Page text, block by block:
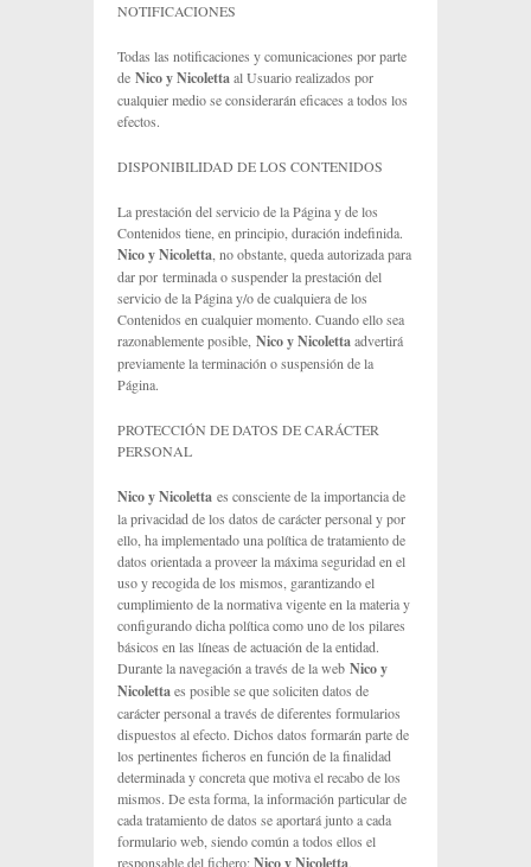
NOTIFICACIONES
Todas las notificaciones y comunicaciones por parte
de Nico y Nicolettaal Usuario realizados por
cualquier medio se considerarán eficaces a todos los
efectos.
DISPONIBILIDAD DE LOS CONTENIDOS
La prestación del servicio de la Página y de los
Contenidos tiene, en principio, duración indefinida.
Nico y Nicoletta , no obstante, queda autorizada para
dar por terminada o suspender la prestación del
servicio de la Página y/o de cualquiera de los
Contenidos en cualquier momento. Cuando ello sea
razonablemente posible, Nico y Nicolettaadvertirá
previamente la terminación o suspensión de la
Página.
PROTECCIÓN DE DATOS DE CARÁCTER
PERSONAL
Nico y Nicoletta es consciente de la importancia de
la privacidad de los datos de carácter personal y por
ello, ha implementado una política de tratamiento de
datos orientada a proveer la máxima seguridad en el
uso y recogida de los mismos, garantizando el
cumplimiento de la normativa vigente en la materia y
configurando dicha política como uno de los pilares
básicos en las líneas de actuación de la entidad.
Durante la navegación a través de la web Nico y
Nicolettaes posible se que soliciten datos de
carácter personal a través de diferentes formularios
dispuestos al efecto. Dichos datos formarán parte de
los pertinentes ficheros en función de la finalidad
determinada y concreta que motiva el recabo de los
mismos. De esta forma, la información particular de
cada tratamiento de datos se aportará junto a cada
formulario web, siendo común a todos ellos el
responsable del fichero:Nico y Nicoletta